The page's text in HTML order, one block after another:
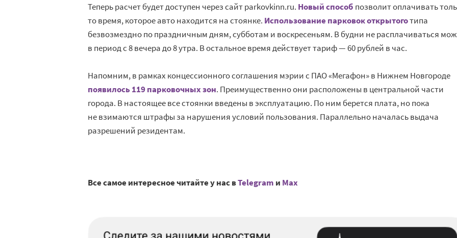
Теперь расчет будет доступен через сайт parkovkinn.ru. Новый способ позволит оплачивать
то время, которое авто находится на стоянке. Использование парковок открытоготипа
безвозмездно по праздничным дням, субботам и воскресеньям. В будни не расплачиваться
в период с 8 вечера до 8 утра. В остальное время действует тариф — 60 рублей в час.
Напомним, в рамках концессионного соглашения мэрии с ПАО «Мегафон» в Нижнем Новгороде
появилось 119 парковочных зон. Преимущественно они расположены в центральной части
города. В настоящее все стоянки введены в эксплуатацию. По ним берется плата, но пока
не взимаются штрафы за нарушения условий пользования. Параллельно началась выдача
разрешений резидентам.
Все самое интересное читайте у нас вTelegram и Mах